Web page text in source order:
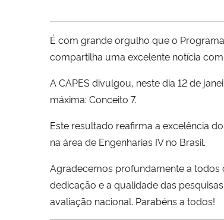
É com grande orgulho que o
compartilha uma excelente notícia
A CAPES divulgou, neste dia 12 de
máxima: Conceito 7.
Este resultado reafirma a excelência
na área de Engenharias IV no Brasil.
Agradecemos profundamente a todos
dedicação e a qualidade das
avaliação nacional. Parabéns a todos!